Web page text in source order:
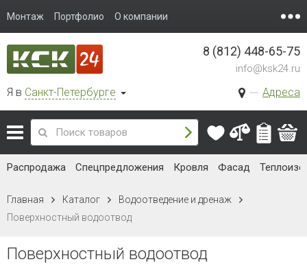
Монтаж Портфолио О компании
Я в Санкт-Петербурге Адреса
8 (812) 448-65-75
info@ksk24.ru
Распродажа Спецпредложения Кровля Фасад
Главная Каталог
Водоотведение и дренаж
Поверхностный водоотвод
Поверхностный водоотвод